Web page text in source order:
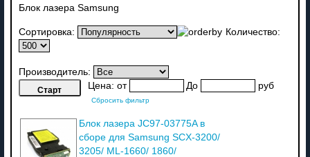
Блок лазера Samsung
Сортировка: Количество:
Производитель:
Цена: от До руб
Сбросить фильтр
Блок лазера JC97-03775A в
сборе для Samsung SCX-3200/
3205/ ML-1660/ 1860/